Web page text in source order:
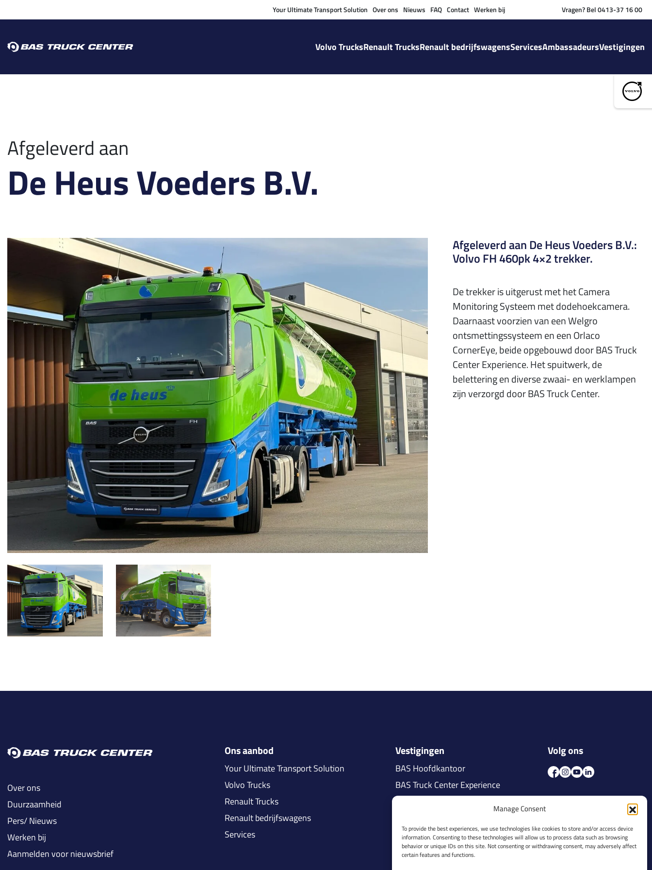
Manage Consent
To provide the best experiences, we use technologies like cookies to store and/or access device
information. Consenting to these technologies will allow us to process data such as browsing
behavior or unique IDs on this site. Not consenting or withdrawing consent, may adversely affect
certain features and functions.
Vragen? Bel 0413-37 16 00
Your Ultimate Transport Solution Over ons Nieuws FAQ Contact Werken bij
Volvo TrucksRenault TrucksRenault bedrijfswagensServicesAmbassadeursVestigingen
Afgeleverd aan
De Heus Voeders B.V.
Afgeleverd aan De Heus Voeders B.V.:
Volvo FH 460pk 4×2 trekker.
De trekker is uitgerust met het Camera
Monitoring Systeem met dodehoekcamera.
Daarnaast voorzien van een Welgro
ontsmettingssysteem en een Orlaco
CornerEye, beide opgebouwd door BASTruck
CenterExperience. Het spuitwerk, de
belettering en diverse zwaai- en werklampen
zijn verzorgd door BAS Truck Center.
Over ons
Duurzaamheid
Pers/ Nieuws
Werken bij
Aanmelden voor nieuwsbrief
Ons aanbod
Your Ultimate Transport Solution
Volvo Trucks
Renault Trucks
Renault bedrijfswagens
Services
Vestigingen
BAS Hoofdkantoor
BAS Truck Center Experience
BAS Truck Center Nijmegen
BAS Truck Center Veldhoven
Volg ons